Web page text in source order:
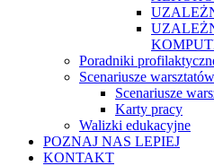
Poradniki
Scenariusze
Scenariusze
Karty pracy
Walizki edukacyjne
POZNAJ NAS LEPIEJ
KONTAKT